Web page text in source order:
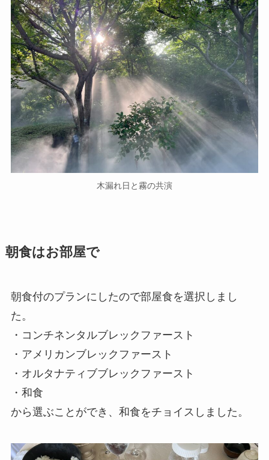
木漏れ日と霧の共演
朝食はお部屋で
朝食付のプランにしたので部屋食を選択しまし
た。
・コンチネンタルブレックファースト
・アメリカンブレックファースト
・オルタナティブブレックファースト
・和食
から選ぶことができ、和食をチョイスしました。